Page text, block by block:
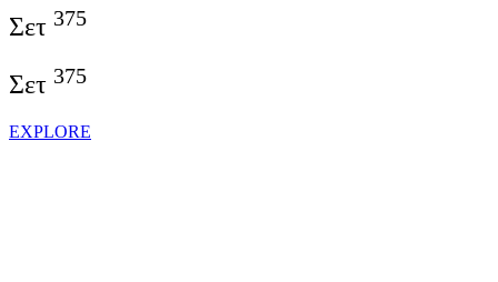
Σετ 375
Σετ 375
EXPLORE